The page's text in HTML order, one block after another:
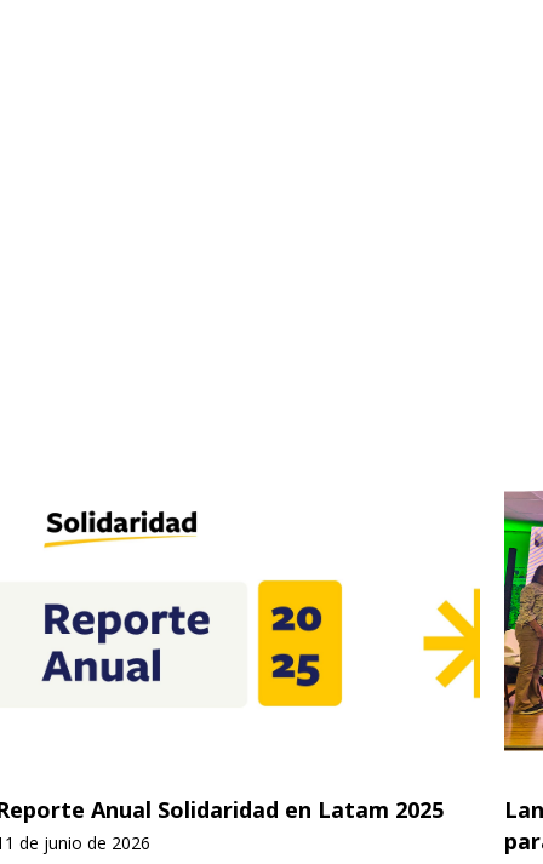
Anual Solidaridad en Latam 2025
de junio de 2026